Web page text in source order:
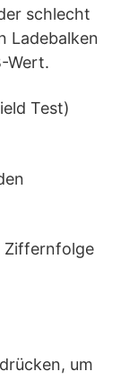
schlecht
Ladebalken
Wert.
Test)
Ziffernfolge
um